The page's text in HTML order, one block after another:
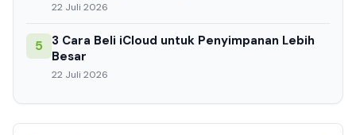
22 Juli 2026
5
3 Cara Beli iCloud untuk Penyimpanan Lebih
Besar
22 Juli 2026